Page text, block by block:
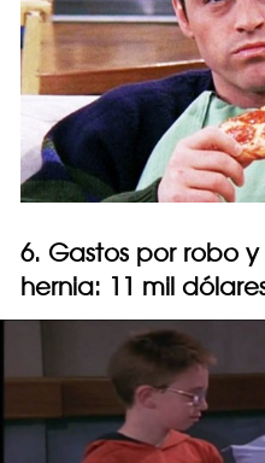
6. Gastos por robo
hernia: 11 mil